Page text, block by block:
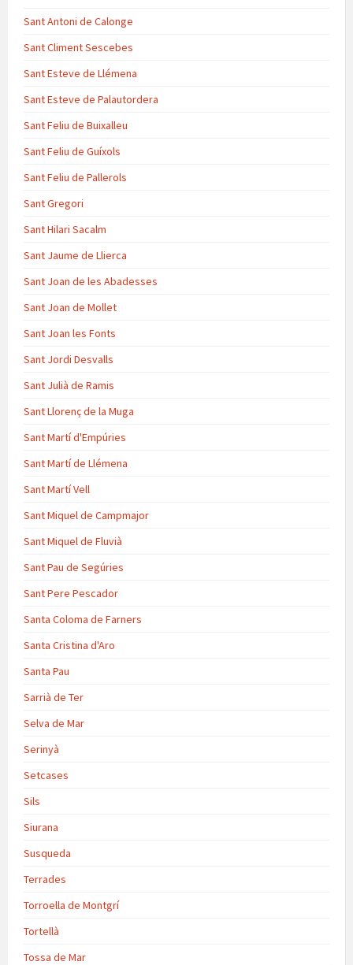
Sant Antoni de Calonge
Sant Climent Sescebes
Sant Esteve de Llémena
Sant Esteve de Palautordera
Sant Feliu de Buixalleu
Sant Feliu de Guíxols
Sant Feliu de Pallerols
Sant Gregori
Sant Hilari Sacalm
Sant Jaume de Llierca
Sant Joan de les Abadesses
Sant Joan de Mollet
Sant Joan les Fonts
Sant Jordi Desvalls
Sant Julià de Ramis
Sant Llorenç de la Muga
Sant Martí d'Empúries
Sant Martí de Llémena
Sant Martí Vell
Sant Miquel de Campmajor
Sant Miquel de Fluvià
Sant Pau de Segúries
Sant Pere Pescador
Santa Coloma de Farners
Santa Cristina d'Aro
Santa Pau
Sarrià de Ter
Selva de Mar
Serinyà
Setcases
Sils
Siurana
Susqueda
Terrades
Torroella de Montgrí
Tortellà
Tossa de Mar